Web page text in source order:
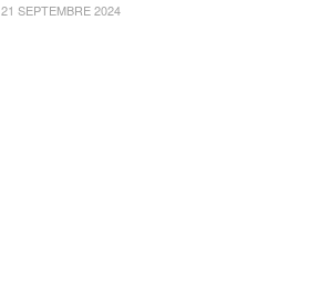
21 SEPTEMBRE 2024